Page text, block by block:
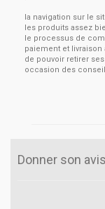
la navigation sur le
les produits assez
le processus de
paiement et
de pouvoir retirer
occasion des
Donner son